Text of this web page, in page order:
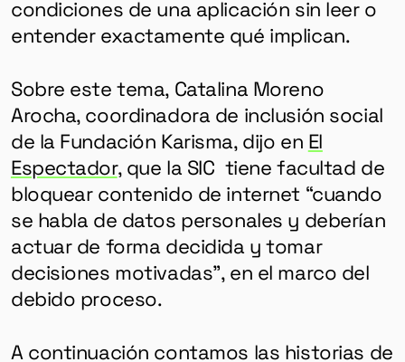
HERRAMIENTAS
DONACIONES
ESPECIALES
condiciones de una aplicación sin leer o
entender exactamente qué implican.
Sobre este tema, Catalina Moreno
Arocha, coordinadora de inclusión social
de la Fundación Karisma, dijo en El
Espectador, que la SIC tiene facultad de
bloquear contenido de internet “cuando
se habla de datos personales y deberían
actuar de forma decidida y tomar
decisiones motivadas”, en el marco del
debido proceso.
A continuación contamos las historias de